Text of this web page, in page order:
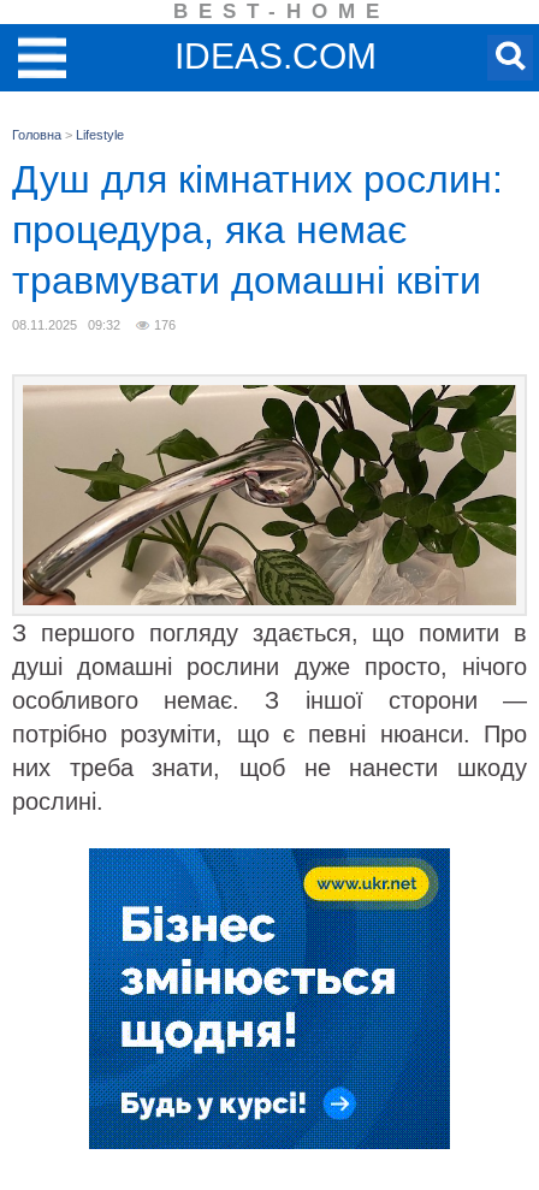
BEST-HOME
IDEAS.COM
Головна > Lifestyle
Душ для кімнатних рослин:
процедура, яка немає
травмувати домашні квіти
08.11.2025 09:32 176
З першого погляду здається, що помити в
душі домашні рослини дуже просто, нічого
особливого немає. З іншої сторони —
потрібно розуміти, що є певні нюанси. Про
них треба знати, щоб не нанести шкоду
рослині.